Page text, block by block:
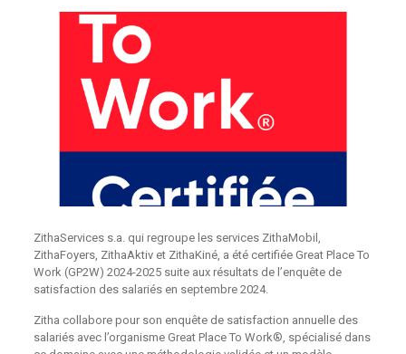
ZithaServices s.a. qui regroupe les services ZithaMobil,
ZithaFoyers, ZithaAktiv et ZithaKiné, a été certifiée Great Place To
Work (GP2W) 2024-2025 suite aux résultats de l’enquête de
satisfaction des salariés en septembre 2024.
Zitha collabore pour son enquête de satisfaction annuelle des
salariés avec l’organisme Great Place To Work®, spécialisé dans